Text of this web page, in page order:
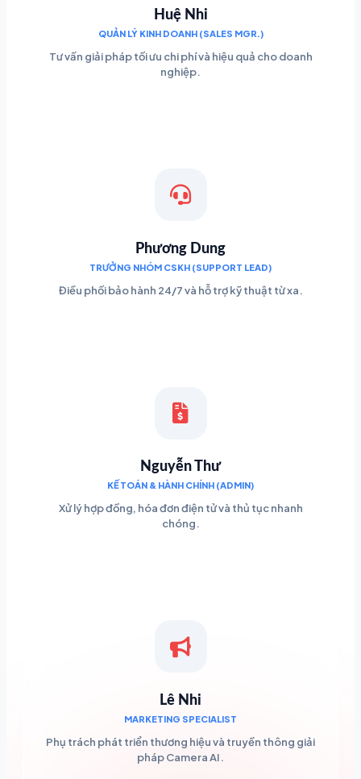
Huệ Nhi
QUẢN LÝ KINH DOANH (SALES MGR.)
Tư vấn giải pháp tối ưu chi phí và hiệu quả cho doanh
nghiệp.
Phương Dung
TRƯỞNG NHÓM CSKH (SUPPORT LEAD)
Điều phối bảo hành 24/7 và hỗ trợ kỹ thuật từ xa.
Nguyễn Thư
KẾ TOÁN & HÀNH CHÍNH (ADMIN)
Xử lý hợp đồng, hóa đơn điện tử và thủ tục nhanh
chóng.
Lê Nhi
MARKETING SPECIALIST
Phụ trách phát triển thương hiệu và truyền thông giải
pháp Camera AI.